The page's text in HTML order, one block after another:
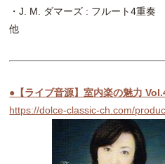
・J. M. ダマーズ : フルート4重奏
他
●【ライブ音源】室内楽の魅力
https://dolce-classic-ch.com/